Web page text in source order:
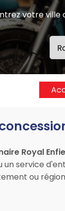
votre ville
Royal
service
ou